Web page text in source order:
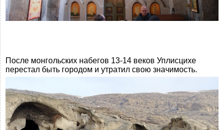
После монгольских набегов 13-14 веков Уплисцихе
перестал быть городом и утратил свою значимость.